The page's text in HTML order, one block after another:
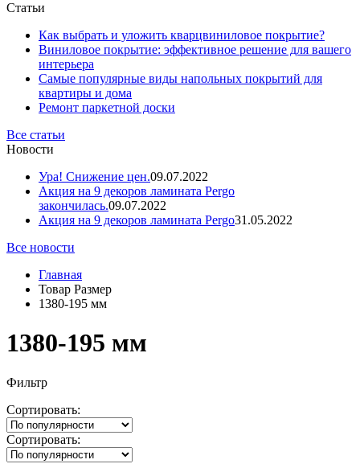
Статьи
Как выбрать и уложить кварцвиниловое покрытие?
Виниловое покрытие: эффективное решение для вашего
интерьера
Самые популярные виды напольных покрытий для
квартиры и дома
Ремонт паркетной доски
Все статьи
Новости
Ура! Снижение цен.09.07.2022
Акция на 9 декоров ламината Pergo
закончилась.09.07.2022
Акция на 9 декоров ламината Pergo31.05.2022
Все новости
Главная
Товар Размер
1380-195 мм
1380-195 мм
Фильтр
Сортировать:
Сортировать: